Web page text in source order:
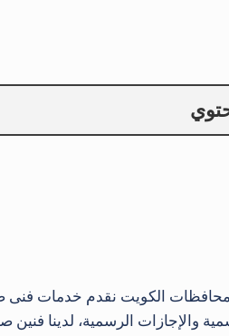
والإجازات الرسمية،